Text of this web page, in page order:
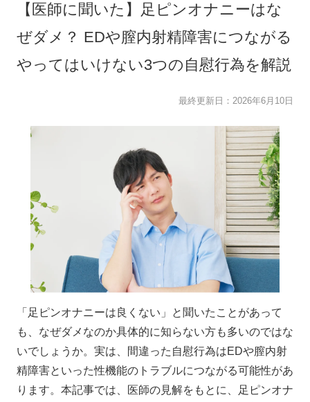
【医師に聞いた】足ピンオナニーはな
ぜダメ？ EDや膣内射精障害につながる
やってはいけない3つの自慰行為を解説
最終更新日：2026年6月10日
「足ピンオナニーは良くない」と聞いたことがあって
も、なぜダメなのか具体的に知らない方も多いのではな
いでしょうか。実は、間違った自慰行為はEDや膣内射
精障害といった性機能のトラブルにつながる可能性があ
ります。本記事では、医師の見解をもとに、足ピンオナ